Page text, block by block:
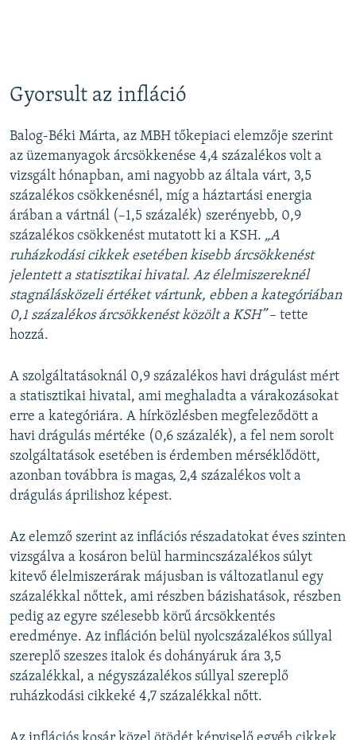
Gyorsult az infláció
Balog-Béki Márta, az MBH tőkepiaci elemzője szerint
az üzemanyagok árcsökkenése 4,4 százalékos volt a
vizsgált hónapban, ami nagyobb az általa várt, 3,5
százalékos csökkenésnél, míg a háztartási energia
árában a vártnál (–1,5 százalék) szerényebb, 0,9
százalékos csökkenést mutatott ki a KSH. „A
ruházkodási cikkek esetében kisebb árcsökkenést
jelentett a statisztikai hivatal. Az élelmiszereknél
stagnálásközeli értéket vártunk, ebben a kategóriában
0,1 százalékos árcsökkenést közölt a KSH”– tette
hozzá.
A szolgáltatásoknál 0,9 százalékos havi drágulást mért
a statisztikai hivatal, ami meghaladta a várakozásokat
erre a kategóriára. A hírközlésben megfeleződött a
havi drágulás mértéke (0,6 százalék), a fel nem sorolt
szolgáltatások esetében is érdemben mérséklődött,
azonban továbbra is magas, 2,4 százalékos volt a
drágulás áprilishoz képest.
Az elemző szerint az inflációs részadatokat éves szinten
vizsgálva a kosáron belül harmincszázalékos súlyt
kitevő élelmiszerárak májusban is változatlanul egy
százalékkal nőttek, ami részben bázishatások, részben
pedig az egyre szélesebb körű árcsökkentés
eredménye. Az infláción belül nyolcszázalékos súllyal
szereplő szeszes italok és dohányáruk ára 3,5
százalékkal, a négyszázalékos súllyal szereplő
ruházkodási cikkeké 4,7 százalékkal nőtt.